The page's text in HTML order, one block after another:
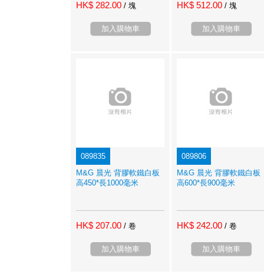
HK$ 282.00 / 塊
加入購物車
HK$ 512.00 / 塊
加入購物車
089835
M&G 晨光 背膠軟鐵白板
高450*長1000毫米
HK$ 207.00 / 卷
加入購物車
089806
M&G 晨光 背膠軟鐵白板
高600*長900毫米
HK$ 242.00 / 卷
加入購物車